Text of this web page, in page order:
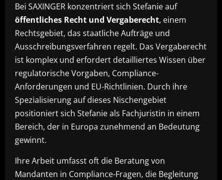
Bei SAXINGER konzentriert sich Stefanie auf
öffentliches Recht und Vergaberecht, einem
Rechtsgebiet, das staatliche Aufträge und
Ausschreibungsverfahren regelt. Das Vergaberecht
ist komplex und erfordert detailliertes Wissen über
regulatorische Vorgaben, Compliance-
Anforderungen und EU-Richtlinien. Durch ihre
Spezialisierung auf dieses Nischengebiet
positioniert sich Stefanie als Fachjuristin in einem
Bereich, der in Europa zunehmend an Bedeutung
gewinnt.
Ihre Arbeit umfasst oft die Beratung von
Mandanten in Compliance-Fragen, die Begleitung